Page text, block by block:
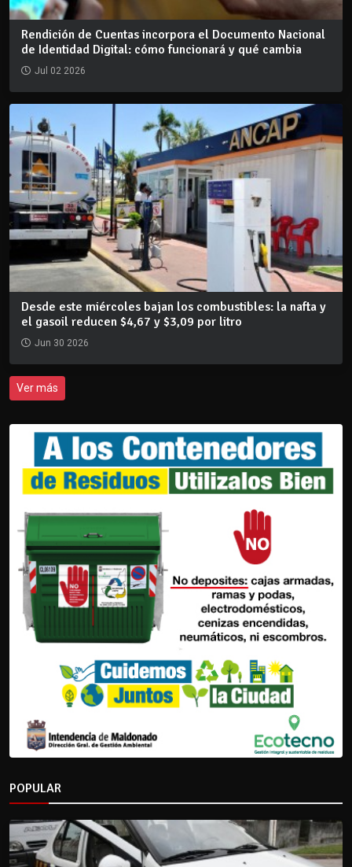
Rendición de Cuentas incorpora el Documento Nacional
de Identidad Digital: cómo funcionará y qué cambia
Jul 02 2026
Desde este miércoles bajan los combustibles: la nafta y
el gasoil reducen $4,67 y $3,09 por litro
Jun 30 2026
Ver más
POPULAR